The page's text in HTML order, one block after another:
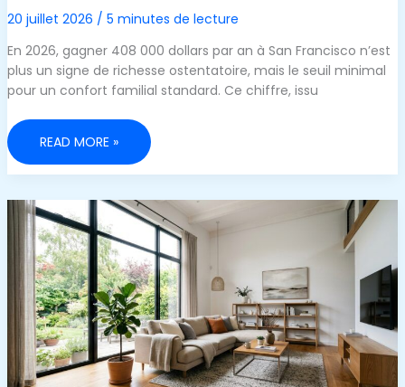
20 juillet 2026 / 5 minutes de lecture
En 2026, gagner 408 000 dollars par an à San Francisco n’est
plus un signe de richesse ostentatoire, mais le seuil minimal
pour un confort familial standard. Ce chiffre, issu
REVENU
POUR
UN
FAMILIAL
SELON
LA
VILLE
:
SAN
FRANCISCO
EN
TÊTE
!
READ MORE »